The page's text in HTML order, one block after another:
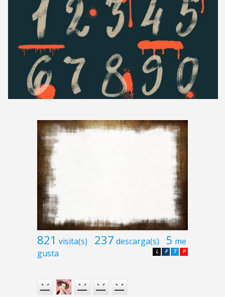
821 visita(s) 237 descarga(s) 5 me
gusta
P
T
F
L